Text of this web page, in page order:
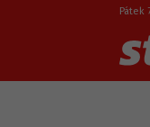
Pátek